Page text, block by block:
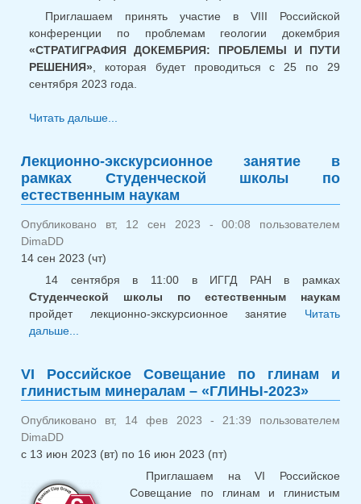
Приглашаем принять участие в VIII Российской
конференции по проблемам геологии докембрия
«СТРАТИГРАФИЯ ДОКЕМБРИЯ: ПРОБЛЕМЫ И ПУТИ
РЕШЕНИЯ» , которая будет проводиться с 25 по 29
сентября 2023 года.
Читать дальше...
ПРОБЛЕМЫ И ПУТИ РЕШЕНИЯ» 2023
Лекционно-экскурсионное занятие в
рамках Студенческой школы по
естественным наукам
Опубликовано вт, 12 сен 2023 - 00:08 пользователем
DimaDD
14 сен 2023 (чт)
14 сентября в 11:00 в ИГГД РАН в рамках
Студенческой школы по естественным наукам
пройдет лекционно-экскурсионное занятие Читать
дальше...
VI Российское Совещание по глинам и
глинистым минералам – «ГЛИНЫ-2023»
Опубликовано вт, 14 фев 2023 - 21:39 пользователем
DimaDD
с 13 июн 2023 (вт) по 16 июн 2023 (пт)
Приглашаем на VI Российское
Совещание по глинам и глинистым